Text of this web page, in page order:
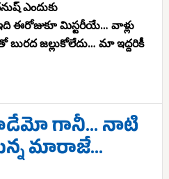
ఎందుకు
ఈరోజుకూ మిస్టరీయే… వాళ్లు
బురద జల్లుకోలేదు… మా ఇద్దరికీ
గానీ… నాటి
మారాజే…